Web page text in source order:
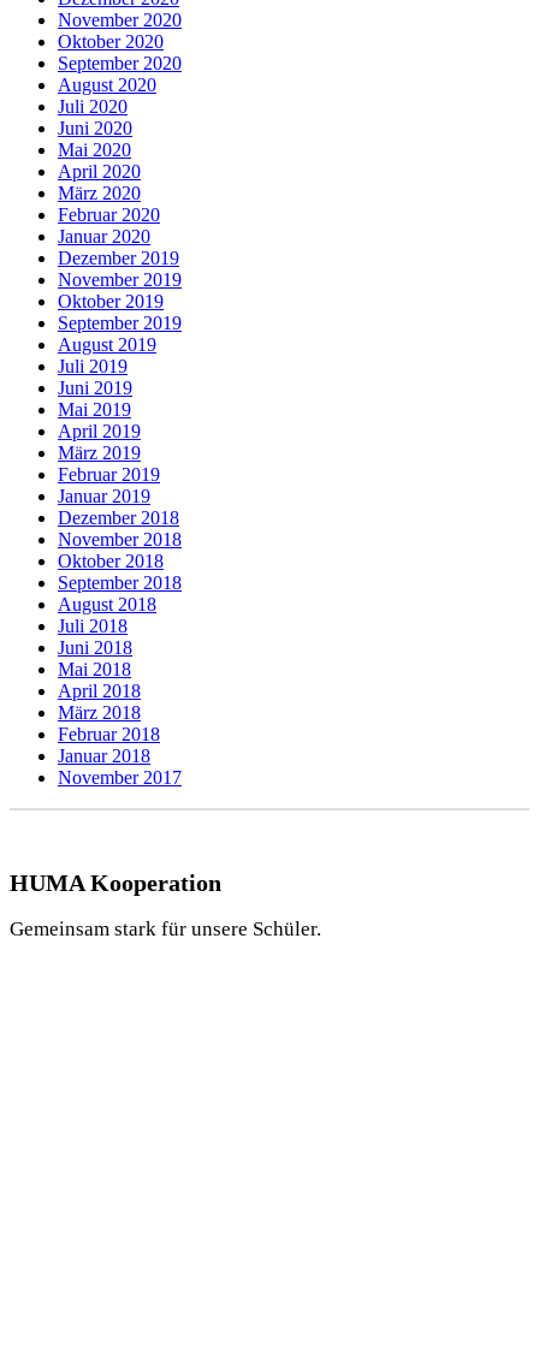
November 2020
Oktober 2020
September 2020
August 2020
Juli 2020
Juni 2020
Mai 2020
April 2020
März 2020
Februar 2020
Januar 2020
Dezember 2019
November 2019
Oktober 2019
September 2019
August 2019
Juli 2019
Juni 2019
Mai 2019
April 2019
März 2019
Februar 2019
Januar 2019
Dezember 2018
November 2018
Oktober 2018
September 2018
August 2018
Juli 2018
Juni 2018
Mai 2018
April 2018
März 2018
Februar 2018
Januar 2018
November 2017
HUMA Kooperation
Gemeinsam stark für unsere Schüler.